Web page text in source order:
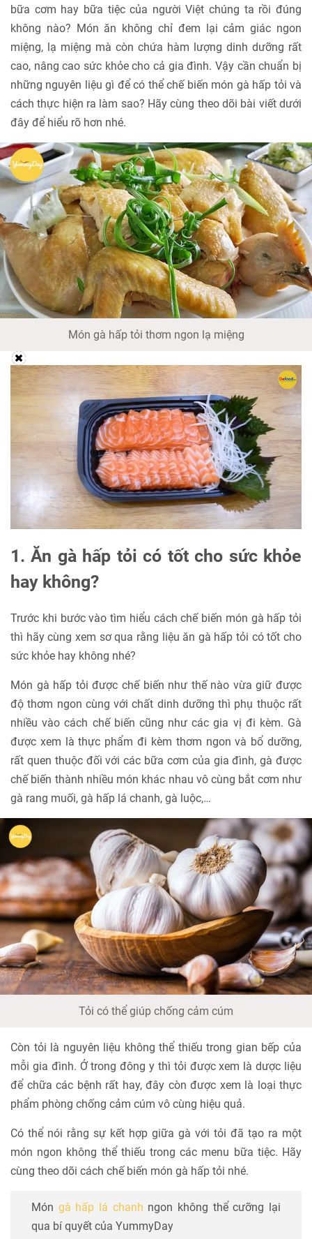
bữa cơm hay bữa tiệc của người Việt chúng ta rồi đúng
không nào? Món ăn không chỉ đem lại cảm giác ngon
miệng, lạ miệng mà còn chứa hàm lượng dinh dưỡng rất
cao, nâng cao sức khỏe cho cả gia đình. Vậy cần chuẩn bị
những nguyên liệu gì để có thể chế biến món gà hấp tỏi và
cách thực hiện ra làm sao? Hãy cùng theo dõi bài viết dưới
đây để hiểu rõ hơn nhé.
Món gà hấp tỏi thơm ngon lạ miệng
1. Ăn gà hấp tỏi có tốt cho sức khỏe
hay không?
Trước khi bước vào tìm hiểu cách chế biến món gà hấp tỏi
thì hãy cùng xem sơ qua rằng liệu ăn gà hấp tỏi có tốt cho
sức khỏe hay không nhé?
Món gà hấp tỏi được chế biến như thế nào vừa giữ được
độ thơm ngon cùng với chất dinh dưỡng thì phụ thuộc rất
nhiều vào cách chế biến cũng như các gia vị đi kèm. Gà
được xem là thực phẩm đi kèm thơm ngon và bổ dưỡng,
rất quen thuộc đối với các bữa cơm của gia đình, gà được
chế biến thành nhiều món khác nhau vô cùng bắt cơm như
gà rang muối, gà hấp lá chanh, gà luộc,…
Tỏi có thể giúp chống cảm cúm
Còn tỏi là nguyên liệu không thể thiếu trong gian bếp của
mỗi gia đình. Ở trong đông y thì tỏi được xem là dược liệu
để chữa các bệnh rất hay, đây còn được xem là loại thực
phẩm phòng chống cảm cúm vô cùng hiệu quả.
Có thể nói rằng sự kết hợp giữa gà với tỏi đã tạo ra một
món ngon không thể thiếu trong các menu bữa tiệc. Hãy
cùng theo dõi cách chế biến món gà hấp tỏi nhé.
Món gà hấp lá chanh ngon không thể cưỡng lại
qua bí quyết của YummyDay